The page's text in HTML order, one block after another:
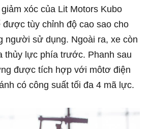
xóc của Lit Motors Kubo
được tùy chỉnh độ cao sao cho
người sử dụng. Ngoài ra, xe còn
thủy lực phía trước. Phanh sau
được tích hợp với môtơ điện
có công suất tối đa 4 mã lực.